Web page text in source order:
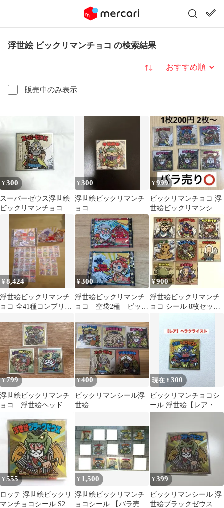
浮世絵 ビックリマンチョコ の検索結果
販売中のみ表示
並び替え
¥300
スーパーゼウス浮世絵
ビックリマンチョコ
¥300
浮世絵ビックリマンチ
ョコ
¥999
ビックリマンチョコ 浮
世絵ビックリマンシー
ル まとめ売り
¥8,424
浮世絵ビックリマンチ
ョコ 全41種コンプリー
ルアルバム
¥300
浮世絵ビックリマンチ
ョコ 空袋2種 ビック
¥900
浮世絵ビックリマンチ
ョコ シール 8枚セット
¥799
浮世絵ビックリマンチ
ョコ 浮世絵ヘッドロ
¥400
ビックリマンシール浮
世絵
現在 ¥300
ビックリマンチョコシ
ール 浮世絵【レア・ヘ
ラクライスト】
¥555
ロッテ 浮世絵ビックリ
マンチョコシール S2
¥ 1,500
浮世絵ビックリマンチ
ョコシール 【バラ売り
¥399
ビックリマンシール 浮
世絵ブラックゼウス